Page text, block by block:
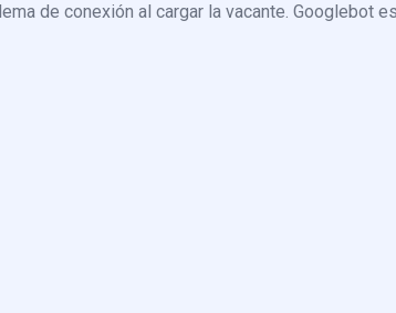
de conexión al cargar la vacante. Googlebot